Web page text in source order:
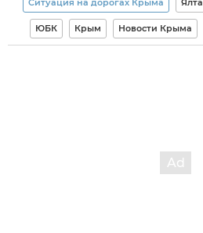
ЮБК Крым Новости Крыма